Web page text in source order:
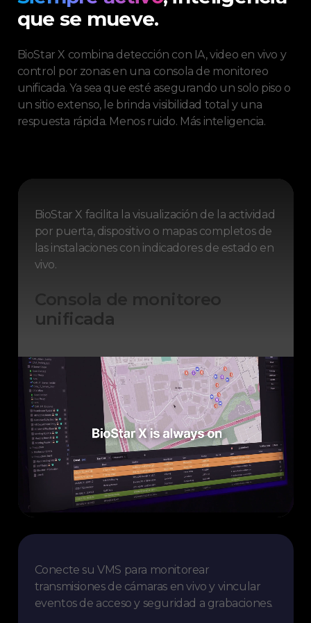
que se mueve.
BioStar X combina detección con IA, video en vivo y
control por zonas en una consola de monitoreo
unificada. Ya sea que esté asegurando un solo piso o
un sitio extenso, le brinda visibilidad total y una
respuesta rápida. Menos ruido. Más inteligencia.
BioStar X facilita la visualización de la actividad
por puerta, dispositivo o mapas completos de
las instalaciones con indicadores de estado en
vivo.
Consola de monitoreo
unificada
Conecte su VMS para monitorear
transmisiones de cámaras en vivo y vincular
eventos de acceso y seguridad a grabaciones.